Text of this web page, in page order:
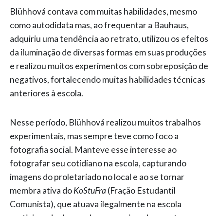
Blühhová contava com muitas habilidades, mesmo
como autodidata mas, ao frequentar a Bauhaus,
adquiriu uma tendência ao retrato, utilizou os efeitos
da iluminação de diversas formas em suas produções
e realizou muitos experimentos com sobreposição de
negativos, fortalecendo muitas habilidades técnicas
anteriores à escola.
Nesse período, Blühhová realizou muitos trabalhos
experimentais, mas sempre teve como foco a
fotografia social. Manteve esse interesse ao
fotografar seu cotidiano na escola, capturando
imagens do proletariado no local e ao se tornar
membra ativa doKoStuFra(Fração Estudantil
Comunista), que atuava ilegalmente na escola